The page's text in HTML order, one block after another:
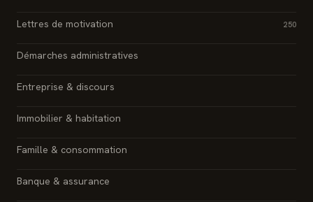
Lettres de motivation 250
Démarches administratives
Entreprise & discours
Immobilier & habitation
Famille & consommation
Banque & assurance